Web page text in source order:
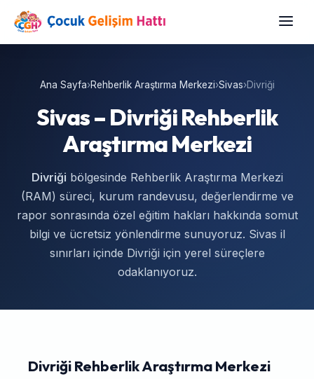
Ana Sayfa›Rehberlik Araştırma Merkezi›Sivas›Divriği
Sivas – Divriği Rehberlik
Araştırma Merkezi
Divriği bölgesinde Rehberlik Araştırma Merkezi
(RAM) süreci, kurum randevusu, değerlendirme ve
rapor sonrasında özel eğitim hakları hakkında somut
bilgi ve ücretsiz yönlendirme sunuyoruz. Sivas il
sınırları içinde Divriği için yerel süreçlere
odaklanıyoruz.
Divriği Rehberlik Araştırma Merkezi